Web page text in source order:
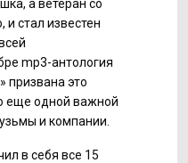
а ветеран со
и стал известен
mp3-антология
призвана это
еще одной важной
и компании.
в себя все 15